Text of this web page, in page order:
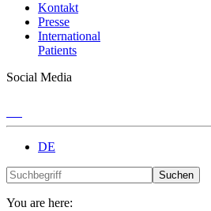
Kontakt
Presse
International
Patients
Social Media
DE
Suchen
You are here: